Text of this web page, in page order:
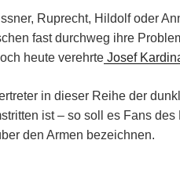
Ruprecht, Hildolf oder
fast durchweg ihre
heute verehrte Josef
in dieser Reihe der
ist – so soll es Fans
den Armen bezeichnen.